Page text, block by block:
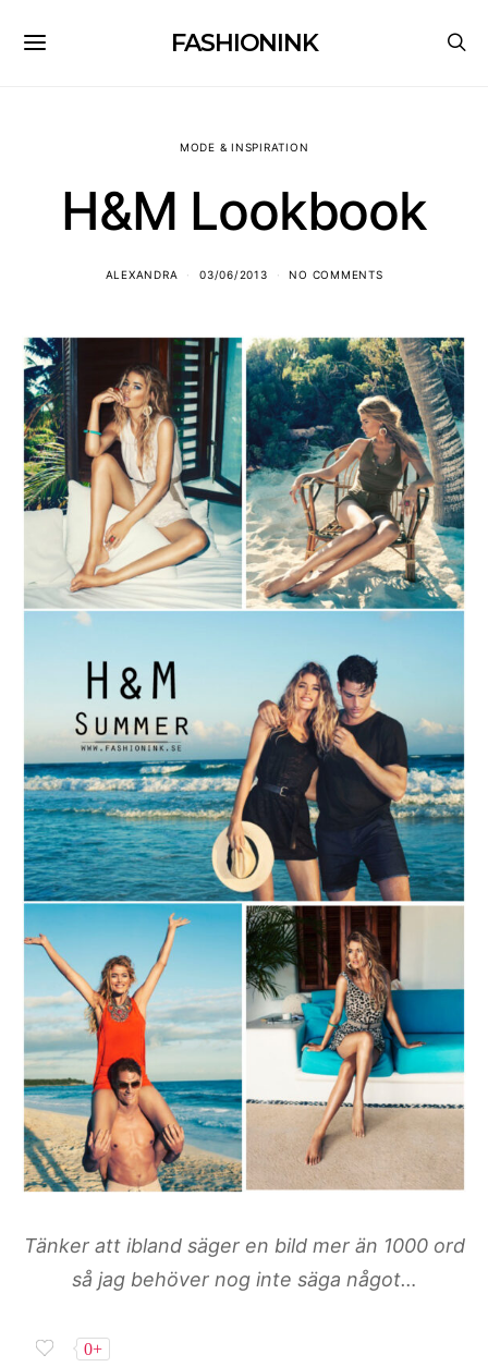
FASHIONINK
MODE & INSPIRATION
H&M Lookbook
ALEXANDRA 03/06/2013 NO COMMENTS
Tänker att ibland säger en bild mer än 1000 ord
så jag behöver nog inte säga något…
0+